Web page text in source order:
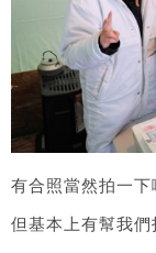
有合照當然拍一
但基本上有幫我